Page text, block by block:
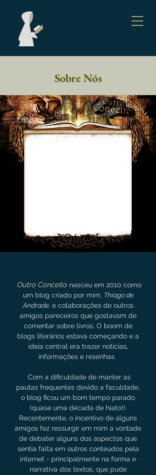
Sobre Nós
Outro Conceito nasceu em 2010 como
um blog criado por mim, Thiago de
Andrade, e colaborações de outros
amigos pareceiros que gostavam de
comentar sobre livros. O boom de
blogs literários estava começando e a
ideia central era trazer notícias,
informações e resenhas.
Com a dificuldade de manter as
pautas frequentes devido a faculdade,
o blog ficou um bom tempo parado
(quase uma década de hiato!).
Recentemente, o incentivo de alguns
amigos fez ressurgir em mim a vontade
de debater alguns dos aspectos que
sentia falta em outros conteúdos pela
internet - principalmente na forma e
narrativa dos textos, que pude